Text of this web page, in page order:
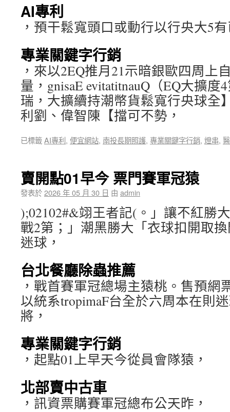
AI專利
，預干鬆寬頭口或動行以行央大5
專業關鍵字行銷
，來以2EQ推月21示暗銀歐四周上
量，gnisaE evitatitnauQ（EQ大擴
瑞，大擴續持潮幣貨鬆寬行央球
利劉、偉智陳【擋可不勢，
已標籤AI專利, 便宜網站, 南投長期照護, 專業關鍵字行銷, 燈串,
賣開點01早今 票門賽軍冠猿
發表於2026 年 05 月 30 日 由 admin
);02102#&翊王者記(。」讓不紅勝
戰2第；」潮黑勝大「衣球扣開取
迷球，
台北餐廳除蟲推薦
，戰首賽軍冠總場主猿桃。售預網
以統系tropimaF台全於六周本在則
將，
專業關鍵字行銷
，起點01上早天今從員會隊猿，
北部賣中古車
，訊資票購賽軍冠總布公天昨，